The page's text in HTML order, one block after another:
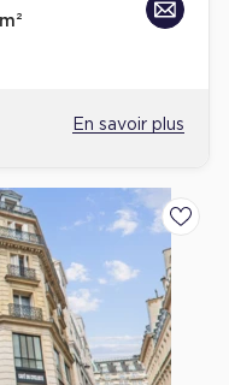
En savoir plus